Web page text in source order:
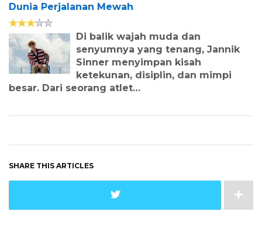
Dunia Perjalanan Mewah
Di balik wajah muda dan
senyumnya yang tenang, Jannik
Sinner menyimpan kisah
ketekunan, disiplin, dan mimpi
besar. Dari seorang atlet…
SHARE THIS ARTICLES
Aman Luncurkan
Yacht Mewah
Amangati, Kapal
Pesiar Ultra-Luxury
Aman semakin dekat mewujudkan
ekspansinya ke dunia pelayaran mewah.
Brand hospitality asal Swiss ini